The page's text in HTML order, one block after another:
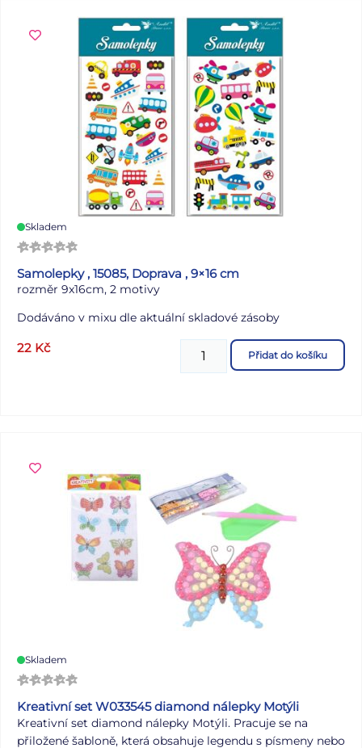
navlečeným kroužkem následně provlečte dvěma otvory
v plášti a na obou koncích přivažte k tyčovým výztuhám.
5. Jako poslední krok postačí ke kroužku navázat provázek
s rukojetí a drak je tímto připraven k použití.
UPOZORNĚNÍ: Používejte pod dozorem dospělé osoby,
obal odstraňte z dosahu dětí. Nepoužívejte v blízkosti
nadzemního el. vedení, v bouřce, za silného větru apod.
Je-li součástí provázek nemotejte jej kolem krku nebo
jiných částí těla. Hrozí nebezpečí udušení a vdechnutí
malých částic. Drak je balený v sáčku se závěsem.
Uvedená cena je za 1 ks.
Skladem
Samolepky , 15085, Doprava , 9×16 cm
rozměr 9x16cm, 2 motivy
Dodáváno v mixu dle aktuální skladové zásoby
22 Kč Přidat do košíku
Skladem
Kreativní set W033545 diamond nálepky Motýli
Kreativní set diamond nálepky Motýli. Pracuje se na
přiložené šabloně, která obsahuje legendu s písmeny nebo